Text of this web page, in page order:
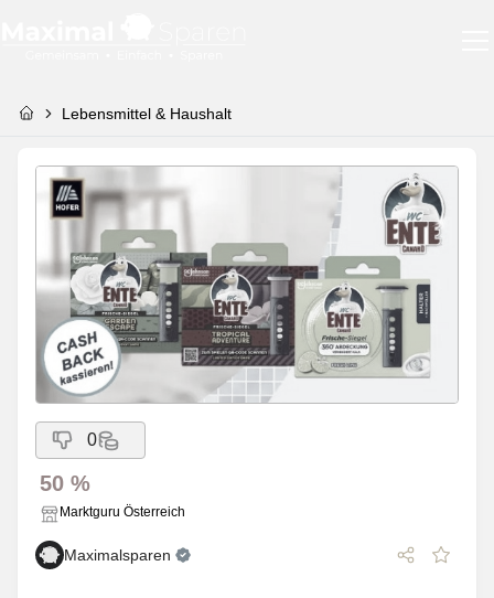
Lebensmittel & Haushalt
0
50 %
Marktguru Österreich
Maximalsparen